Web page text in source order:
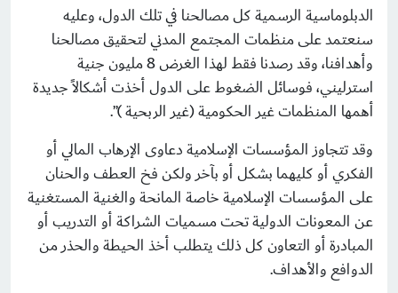
الدبلوماسية الرسمية كل مصالحنا في تلك الدول، وعليه
سنعتمد على منظمات المجتمع المدني لتحقيق مصالحنا
وأهدافنا، وقد رصدنا فقط لهذا الغرض 8 مليون جنية
استرليني، فوسائل الضغوط على الدول أخذت أشكالاً جديدة
أهمها المنظمات غير الحكومية (غير الربحية )”.
وقد تتجاوز المؤسسات الإسلامية دعاوى الإرهاب المالي أو
الفكري أو كليهما بشكل أو بآخر ولكن فخ العطف والحنان
على المؤسسات الإسلامية خاصة المانحة والغنية المستغنية
عن المعونات الدولية تحت مسميات الشراكة أو التدريب أو
المبادرة أو التعاون كل ذلك يتطلب أخذ الحيطة والحذر من
الدوافع والأهداف.